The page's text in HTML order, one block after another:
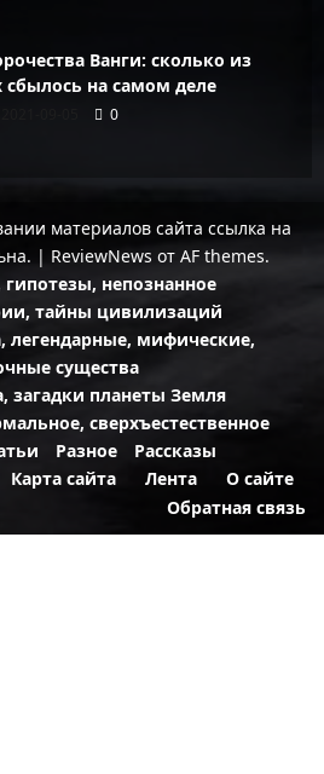
Ванги: сколько из
сбылось на самом деле
0
материалов сайта ссылка на
| ReviewNews от AF themes.
непознанное
тайны цивилизаций
легендарные, мифические,
существа
загадки планеты Земля
сверхъестественное
Разное
Рассказы
Карта сайта Лента
О сайте
Обратная связь